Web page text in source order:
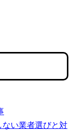
ない業者選びと対